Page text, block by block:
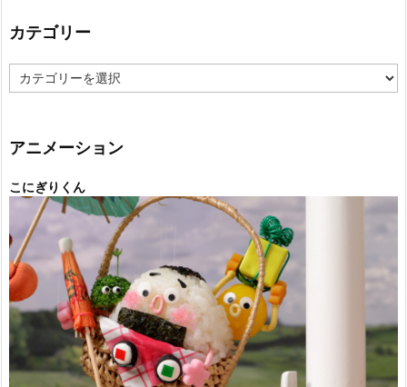
カテゴリー
テ
ー
アニメーション
こにぎりくん